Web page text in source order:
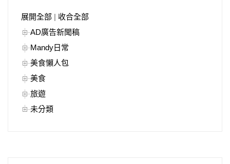
展開全部 | 收合全部
AD廣告新聞稿
Mandy日常
美食懶人包
美食
旅遊
未分類